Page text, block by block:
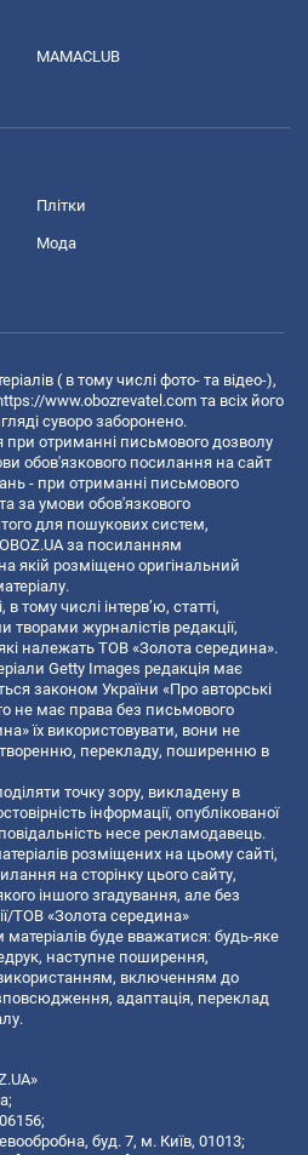
MAMACLUB
Плітки
Мода
( в тому числі фото- та відео-),
www.obozrevatel.com та всіх його
суворо заборонено.
отриманні письмового дозволу
обов'язкового посилання на сайт
- при отриманні письмового
за умови обов'язкового
для пошукових систем,
за посиланням
якій розміщено оригінальний
тому числі інтерв’ю, статті,
журналістів редакції,
належать ТОВ «Золота середина».
Getty Images редакція має
законом України «Про авторські
не має права без письмового
їх використовувати, вони не
перекладу, поширенню в
точку зору, викладену в
інформації, опублікованої
несе рекламодавець.
розміщених на цьому сайті,
на сторінку цього сайту,
іншого згадування, але без
ТОВ «Золота середина»
буде вважатися: будь-яке
наступне поширення,
включенням до
адаптація, переклад
буд. 7, м. Київ, 01013;